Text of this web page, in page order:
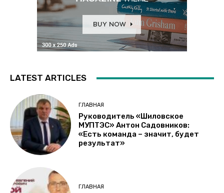
LATEST ARTICLES
ГЛАВНАЯ
Руководитель «Шиловское
МУПТЭС» Антон Садовников:
«Есть команда – значит, будет
результат»
ГЛАВНАЯ